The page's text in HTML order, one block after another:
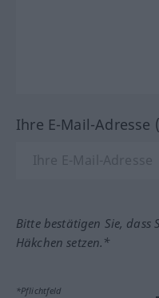
Ihre E-Mail-Adresse
Bitte bestätigen Sie, dass
Häkchen setzen.*
*Pflichtfeld